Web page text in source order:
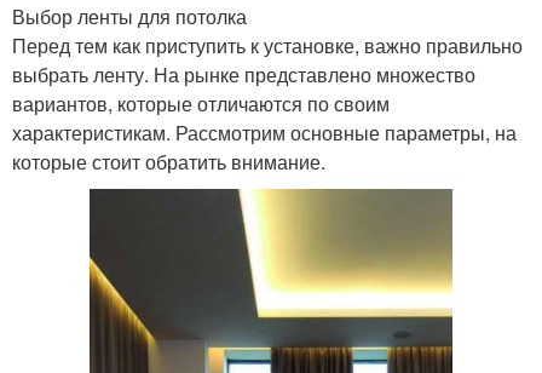
Выбор ленты для потолка
Перед тем как приступить к установке, важно правильно
выбрать ленту. На рынке представлено множество
вариантов, которые отличаются по своим
характеристикам. Рассмотрим основные параметры, на
которые стоит обратить внимание.